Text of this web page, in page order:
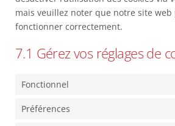
mais veuillez noter que notre site
fonctionner correctement.
7.1 Gérez vos réglages de
Fonctionnel
Préférences